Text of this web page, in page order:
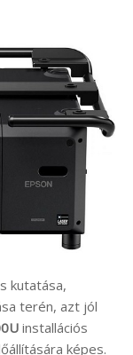
kutatása,
terén, azt jól
installációs
képes.